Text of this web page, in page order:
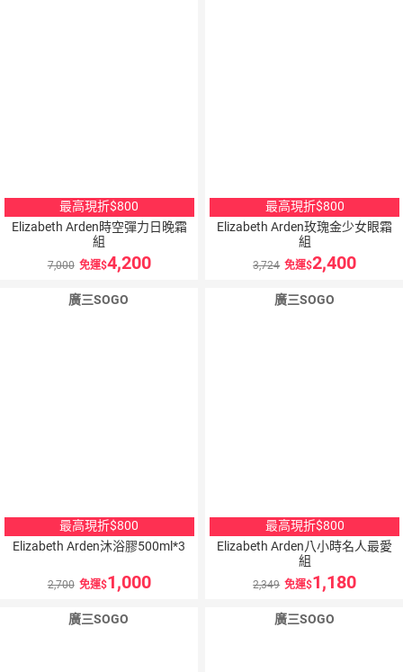
最高現折$800
Elizabeth Arden時空彈力日晚霜
組
7,000 免運 4,200
最高現折$800
Elizabeth Arden玫瑰金少女眼霜
組
3,724 免運 2,400
廣三SOGO
最高現折$800
Elizabeth Arden沐浴膠500ml*3
2,700 免運 1,000
廣三SOGO
最高現折$800
Elizabeth Arden八小時名人最愛
組
2,349 免運 1,180
廣三SOGO 廣三SOGO